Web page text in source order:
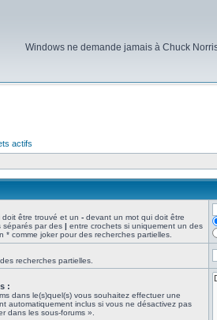
Windows ne demande jamais à Chuck
actifs
être trouvé et un - devant un mot qui doit être
séparés par des | entre crochets si uniquement un des
* comme joker pour des recherches partielles.
recherches partielles.
:
dans le(s)quel(s) vous souhaitez effectuer une
automatiquement inclus si vous ne désactivez pas
dans les sous-forums ».